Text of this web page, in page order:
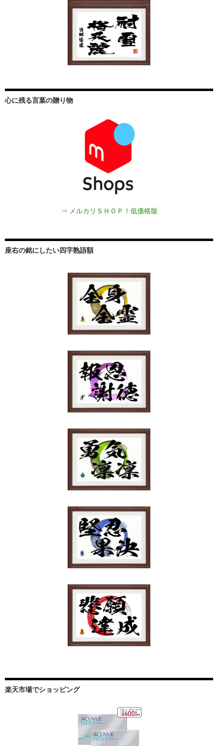
心に残る言葉の贈り物
⇒ メルカリＳＨＯＰ！低価格版
座右の銘にしたい四字熟語額
楽天市場でショッピング